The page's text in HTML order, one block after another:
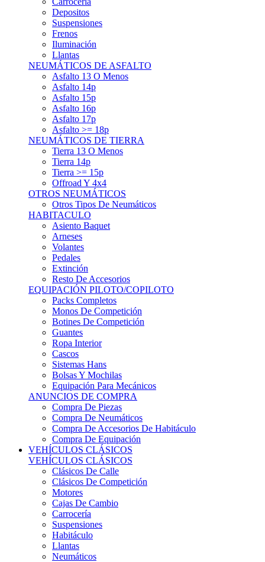
Tierra >= 15p
Offroad Y 4x4
OTROS NEUMÁTICOS
Otros Tipos De Neumáticos
HABITACULO
Asiento Baquet
Arneses
Volantes
Pedales
Extinción
Resto De Accesorios
EQUIPACIÓN PILOTO/COPILOTO
Packs Completos
Monos De Competición
Botines De Competición
Guantes
Ropa Interior
Cascos
Sistemas Hans
Bolsas Y Mochilas
Equipación Para Mecánicos
ANUNCIOS DE COMPRA
Compra De Piezas
Compra De Neumáticos
Compra De Accesorios De Habitáculo
Compra De Equipación
VEHÍCULOS CLÁSICOS
VEHÍCULOS CLÁSICOS
Clásicos De Calle
Clásicos De Competición
Motores
Cajas De Cambio
Carrocería
Suspensiones
Habitáculo
Llantas
Neumáticos
ANUNCIOS DE COMPRA
Compra De Competición
Compra De Calle
Compra De Piezas
KARTING
KARTING
Karts Completos Alevín
Karts Completos Cadete
Karts Completos Junior
Karts Completos Senior
Superkart
Karts Completos Hobbye
Remolques
PIEZAS Y EQUIPACIONES
Mecanica